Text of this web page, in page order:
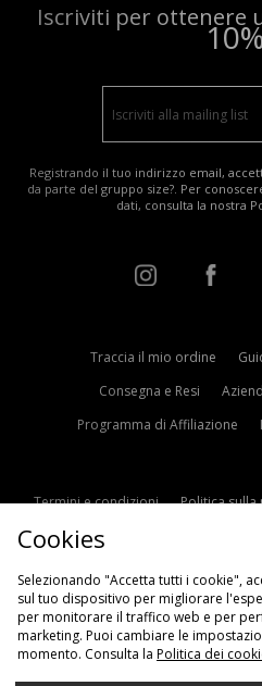
Iscriviti per ottenere
Registrando il tuo indirizzo email,
da parte del gruppo size?. Per
dati, consulta la nostra
Traccia il mio ordine
Consegna e Resi
Programma di Affiliazione
Termini e condizioni Politica sulla
Cookies
Selezionando "Accetta tutti i cookie",
sul tuo dispositivo per migliorare
per monitorare il traffico web e per
marketing. Puoi cambiare le
momento. Consulta la Politica dei